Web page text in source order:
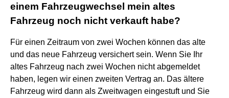
einem Fahrzeugwechsel mein altes
Fahrzeug noch nicht verkauft habe?
Für einen Zeitraum von zwei Wochen können das alte
und das neue Fahrzeug versichert sein. Wenn Sie Ihr
altes Fahrzeug nach zwei Wochen nicht abgemeldet
haben, legen wir einen zweiten Vertrag an. Das ältere
Fahrzeug wird dann als Zweitwagen eingestuft und Sie